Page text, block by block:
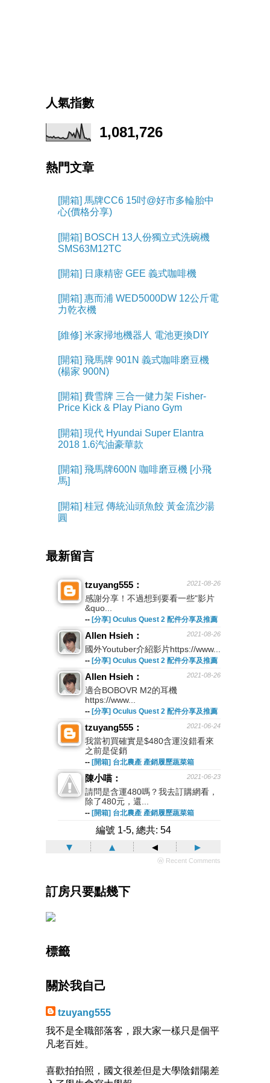
人氣指數
1,081,726
熱門文章
[開箱] 馬牌CC6 15吋@好市多輪胎中
心(價格分享)
[開箱] BOSCH 13人份獨立式洗碗機
SMS63M12TC
[開箱] 日康精密 GEE 義式咖啡機
[開箱] 惠而浦 WED5000DW 12公斤電
力乾衣機
[維修] 米家掃地機器人 電池更換DIY
[開箱] 飛馬牌 901N 義式咖啡磨豆機
(楊家 900N)
[開箱] 費雪牌 三合一健力架 Fisher-
Price Kick & Play Piano Gym
[開箱] 現代 Hyundai Super Elantra
2018 1.6汽油豪華款
[開箱] 飛馬牌600N 咖啡磨豆機 [小飛
馬]
[開箱] 桂冠 傳統汕頭魚餃 黃金流沙湯
圓
最新留言
2021-08-26
tzuyang555：
感謝分享！不過想到要看一些"影片
&quo...
-- [分享] Oculus Quest 2 配件分享及推薦
2021-08-26
Allen Hsieh：
國外Youtuber介紹影片https://www...
-- [分享] Oculus Quest 2 配件分享及推薦
2021-08-26
Allen Hsieh：
適合BOBOVR M2的耳機
https://www...
-- [分享] Oculus Quest 2 配件分享及推薦
2021-06-24
tzuyang555：
我當初買確實是$480含運沒錯看來
之前是促銷
-- [開箱] 台北農產 產銷履歷蔬菜箱
2021-06-23
陳小喵：
請問是含運480嗎？我去訂購網看，
除了480元，還...
-- [開箱] 台北農產 產銷履歷蔬菜箱
編號 1-5, 總共: 54
▾ ▴ ◂ ▸
ⓦ Recent Comments
訂房只要點幾下
標籤
關於我自己
tzuyang555
我不是全職部落客，跟大家一樣只是個平
凡老百姓。
喜歡拍拍照，國文很差但是大學陰錯陽差